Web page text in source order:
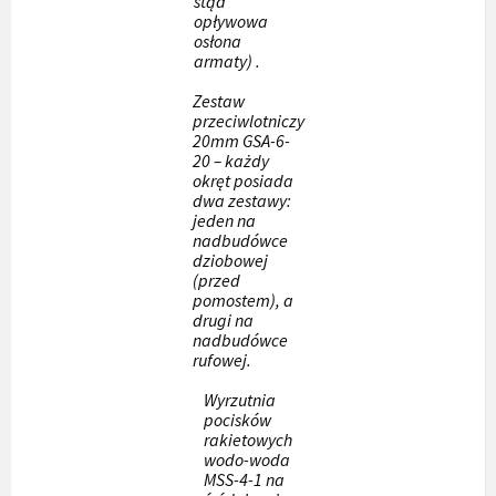
opływowa
osłona
armaty) .
Zestaw
przeciwlotniczy
20mm GSA-6-
20 – każdy
okręt posiada
dwa zestawy:
jeden na
nadbudówce
dziobowej
(przed
pomostem), a
drugi na
nadbudówce
rufowej.
Wyrzutnia
pocisków
rakietowych
wodo-woda
MSS-4-1 na